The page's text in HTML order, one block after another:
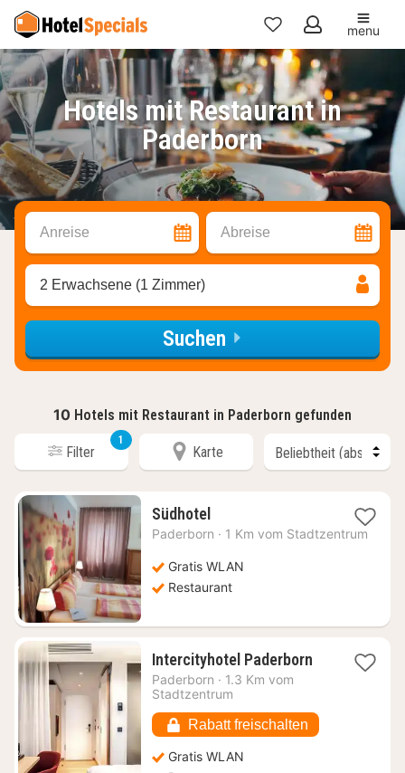
Meine
Favoriten
menu
Hotels mit Restaurant in
Paderborn
Anreise Abreise
2 Erwachsene (1 Zimmer)
Suchen
10 Hotels mit Restaurant in Paderborn gefunden
Filter
1
Karte
Südhotel1
Nacht
62,11
Paderborn · 1 Km vom Stadtzentrum
Gratis WLAN
Restaurant
Intercityhotel Paderborn1
€
Paderborn · 1.3 Km vom
Stadtzentrum
Rabatt freischalten
Gratis WLAN